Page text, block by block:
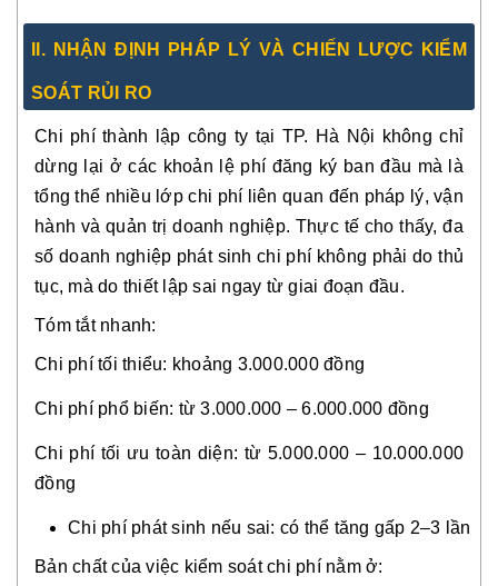
II. NHẬN ĐỊNH PHÁP LÝ VÀ CHIẾN LƯỢC KIỂM
SOÁT RỦI RO
Chi phí thành lập công ty tại TP. Hà Nội không chỉ
dừng lại ở các khoản lệ phí đăng ký ban đầu mà là
tổng thể nhiều lớp chi phí liên quan đến pháp lý, vận
hành và quản trị doanh nghiệp. Thực tế cho thấy, đa
số doanh nghiệp phát sinh chi phí không phải do thủ
tục, mà do thiết lập sai ngay từ giai đoạn đầu.
Tóm tắt nhanh:
Chi phí tối thiểu: khoảng 3.000.000 đồng
Chi phí phổ biến: từ 3.000.000 – 6.000.000 đồng
Chi phí tối ưu toàn diện: từ 5.000.000 – 10.000.000
đồng
Chi phí phát sinh nếu sai: có thể tăng gấp 2–3 lần
Bản chất của việc kiểm soát chi phí nằm ở: